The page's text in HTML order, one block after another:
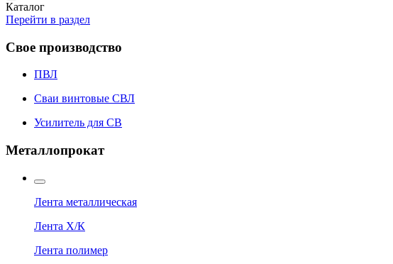
Каталог
Перейти в раздел
Свое производство
ПВЛ
Сваи винтовые СВЛ
Усилитель для СВ
Металлопрокат
Лента металлическая
Лента Х/К
Лента полимер